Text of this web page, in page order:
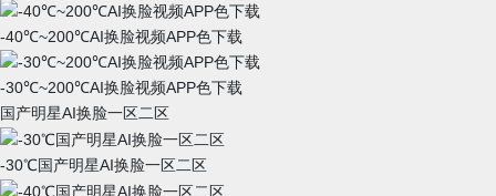
-40℃~200℃AI换脸视频APP色下载
-30℃~200℃AI换脸视频APP色下载
国产明星AI换脸一区二区
-30℃国产明星AI换脸一区二区